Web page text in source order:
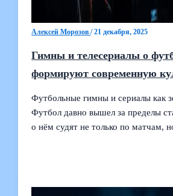
Алексей Морозов/21 декабря, 2025
Гимны и телесериалы о
формируют современную
Футбольные гимны и сериалы как
Футбол давно вышел за пределы
о нём судят не только по матчам,